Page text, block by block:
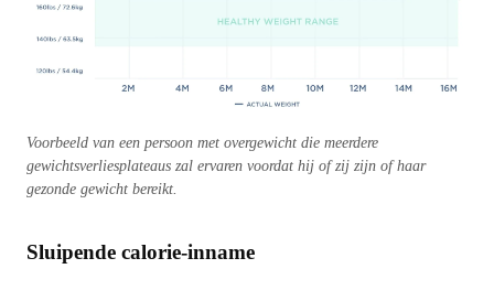
Voorbeeld van een persoon met overgewicht die meerdere
gewichtsverliesplateaus zal ervaren voordat hij of zij zijn of haar
gezonde gewicht bereikt.
Sluipende calorie-inname